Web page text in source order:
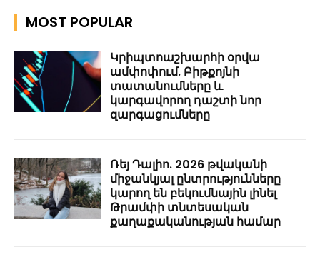
MOST POPULAR
Կրիպտոաշխարհի օրվա
ամփոփում. Բիթքոյնի
տատանումները և
կարգավորող դաշտի նոր
զարգացումները
Ռեյ Դալիո. 2026 թվականի
միջանկյալ ընտրությունները
կարող են բեկումնային լինել
Թրամփի տնտեսական
քաղաքականության համար